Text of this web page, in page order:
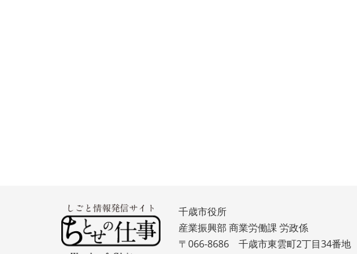
千歳市役所
産業振興部 商業労働課 労政係
〒066-8686 千歳市東雲町2丁目34番地